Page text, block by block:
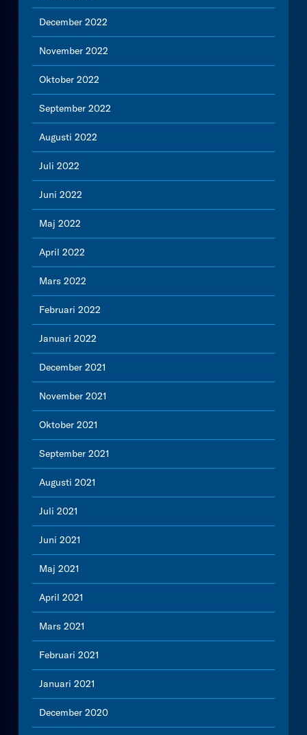
December 2022
November 2022
Oktober 2022
September 2022
Augusti 2022
Juli 2022
Juni 2022
Maj 2022
April 2022
Mars 2022
Februari 2022
Januari 2022
December 2021
November 2021
Oktober 2021
September 2021
Augusti 2021
Juli 2021
Juni 2021
Maj 2021
April 2021
Mars 2021
Februari 2021
Januari 2021
December 2020